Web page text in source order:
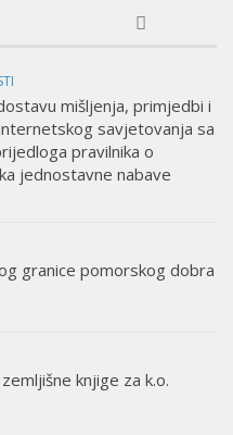
mišljenja, primjedbi i
savjetovanja sa
pravilnika o
jednostavne nabave
granice pomorskog dobra
knjige za k.o.